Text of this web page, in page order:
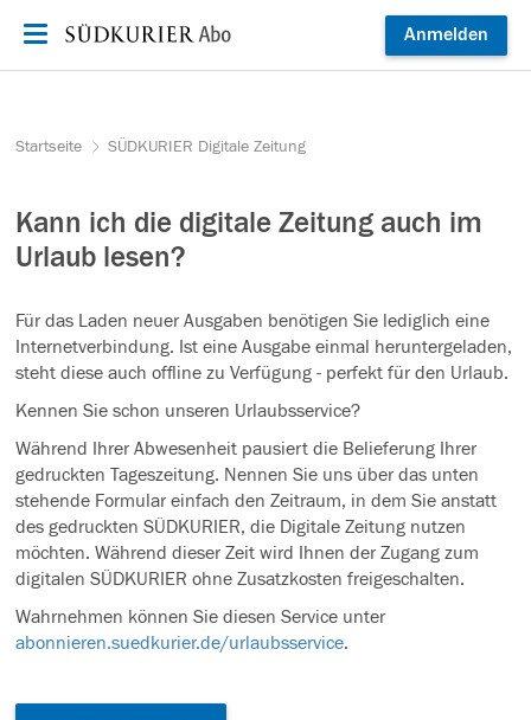
Anmelden
Startseite SÜDKURIER Digitale Zeitung
Kann ich die digitale Zeitung auch im
Urlaub lesen?
Für das Laden neuer Ausgaben benötigen Sie lediglich eine
Internetverbindung. Ist eine Ausgabe einmal heruntergeladen,
steht diese auch offline zu Verfügung - perfekt für den Urlaub.
Kennen Sie schon unseren Urlaubsservice?
Während Ihrer Abwesenheit pausiert die Belieferung Ihrer
gedruckten Tageszeitung. Nennen Sie uns über das unten
stehende Formular einfach den Zeitraum, in dem Sie anstatt
des gedruckten SÜDKURIER, die Digitale Zeitung nutzen
möchten. Während dieser Zeit wird Ihnen der Zugang zum
digitalen SÜDKURIER ohne Zusatzkosten freigeschalten.
Wahrnehmen können Sie diesen Service unter
abonnieren.suedkurier.de/urlaubsservice.